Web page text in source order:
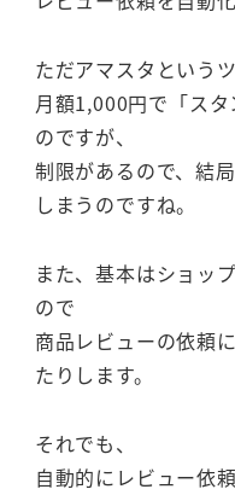
ただアマスタという
月額1,000円で「ス
のですが、
制限があるので、結
しまうのですね。
また、基本はショッ
ので
商品レビューの依頼
たりします。
それでも、
自動的にレビュー依